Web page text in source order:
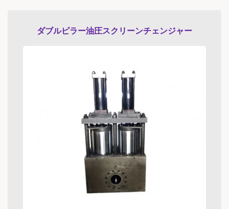
ダブルピラー油圧スクリーンチェンジャー